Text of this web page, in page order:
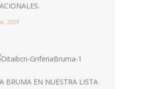
2025
BRUMA EN NUESTRA LISTA